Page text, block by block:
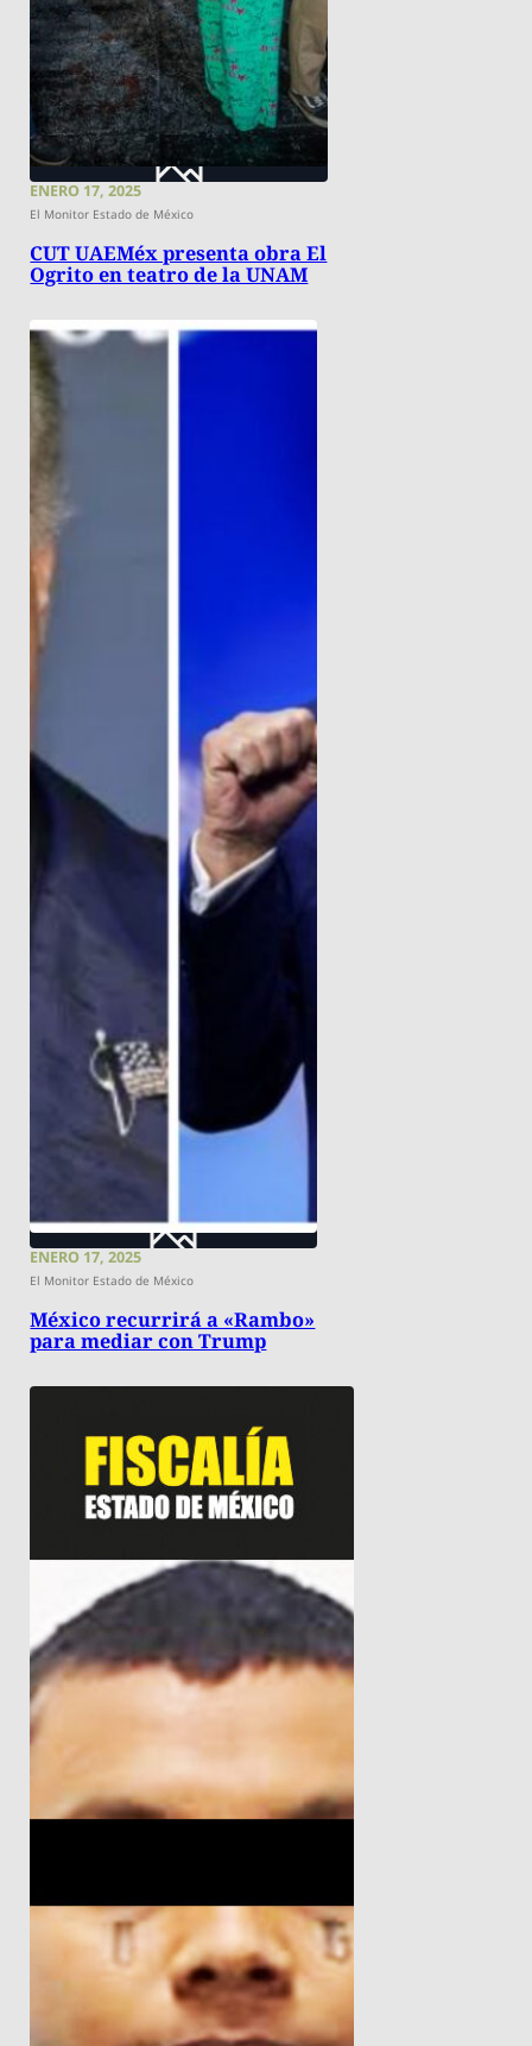
ENERO 17, 2025
El Monitor Estado de México
CUT UAEMéx presenta obra El
Ogrito en teatro de la UNAM
ENERO 17, 2025
El Monitor Estado de México
México recurrirá a «Rambo»
para mediar con Trump